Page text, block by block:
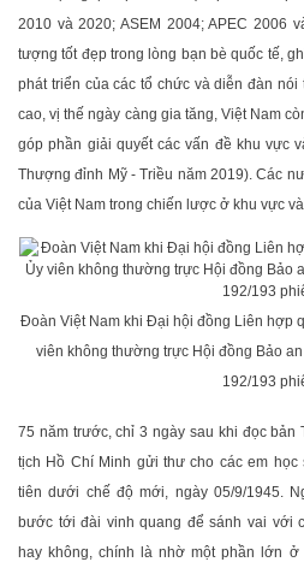
2010 và 2020; ASEM 2004; APEC 2006
tượng tốt đẹp trong lòng bạn bè quốc tế,
phát triển của các tổ chức và diễn đàn
cao, vị thế ngày càng gia tăng, Việt Nam
góp phần giải quyết các vấn đề khu vực
Thượng đỉnh Mỹ - Triều năm 2019). Các
của Việt Nam trong chiến lược ở khu vực
Đoàn Việt Nam khi Đại hội đồng Liên hợp
viên không thường trực Hội đồng Bảo
192/193
75 năm trước, chỉ 3 ngày sau khi đọc
tịch Hồ Chí Minh gửi thư cho các em
tiên dưới chế độ mới, ngày 05/9/1945.
bước tới đài vinh quang để sánh vai với
hay không, chính là nhờ một phần lớn